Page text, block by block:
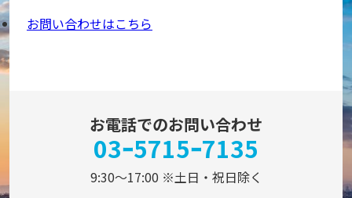
お問い合わせはこちら
お電話でのお問い合わせ
03ｰ5715ｰ7135
9:30～17:00 ※土日・祝日除く